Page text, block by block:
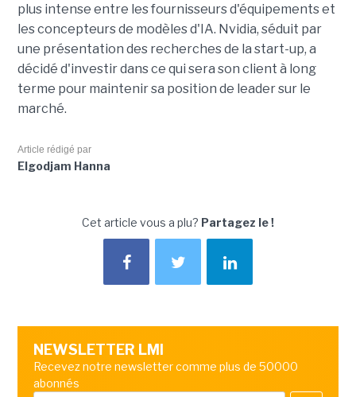
plus intense entre les fournisseurs d'équipements et
les concepteurs de modèles d'IA. Nvidia, séduit par
une présentation des recherches de la start-up, a
décidé d'investir dans ce qui sera son client à long
terme pour maintenir sa position de leader sur le
marché.
Article rédigé par
Elgodjam Hanna
Cet article vous a plu? Partagez le !
NEWSLETTER LMI
Recevez notre newsletter comme plus de 50000
abonnés